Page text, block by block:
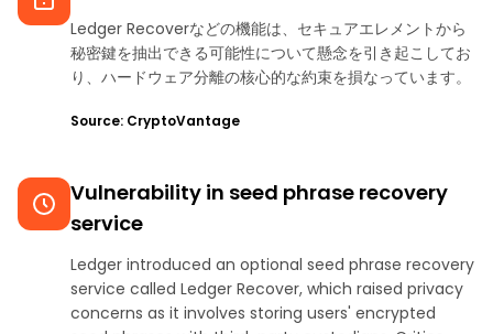
Ledger Recoverなどの機能は、セキュアエレメントから
秘密鍵を抽出できる可能性について懸念を引き起こしてお
り、ハードウェア分離の核心的な約束を損なっています。
Source: CryptoVantage
Vulnerability in seed phrase recovery
service
Ledger introduced an optional seed phrase recovery
service called Ledger Recover, which raised privacy
concerns as it involves storing users' encrypted